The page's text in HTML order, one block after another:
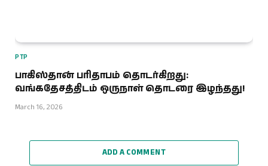
PTP
பாகிஸ்தான் பரிதாபம் தொடர்கிறது:
வங்கதேசத்திடம் ஒருநாள் தொடரை இழந்தது!
March 16, 2026
ADD A COMMENT